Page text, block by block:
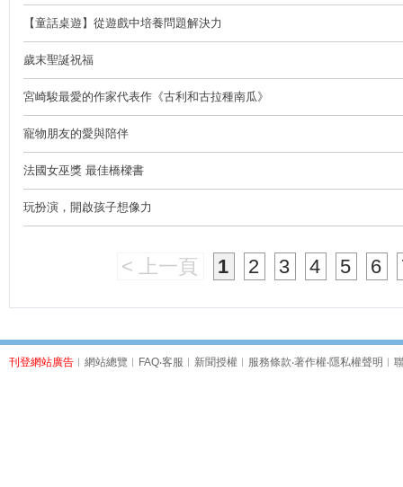
【童話桌遊】從遊戲中培養問題解決力
歲末聖誕祝福
宮崎駿最愛的作家代表作《古利和古拉種南瓜》
寵物朋友的愛與陪伴
法國女巫獎 最佳橋樑書
玩扮演，開啟孩子想像力
< 上一頁 1 2 3 4 5 6
刊登網站廣告 ︱ 網站總覽 ︱ FAQ‧客服 ︱ 新聞授權 ︱ 服務條款‧著作權‧隱私權聲明 ︱